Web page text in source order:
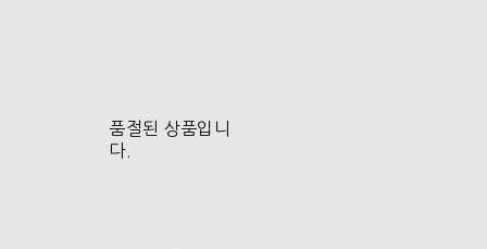
품절된 상품입니
다.